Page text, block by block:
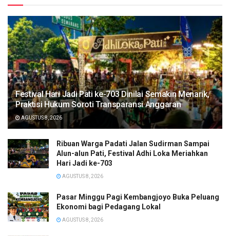
Festival Hari Jadi Pati ke-703 Dinilai Semakin Menarik,
Praktisi Hukum Soroti Transparansi Anggaran
AGUSTUS 8, 2026
Ribuan Warga Padati Jalan Sudirman Sampai
Alun-alun Pati, Festival Adhi Loka Meriahkan
Hari Jadi ke-703
AGUSTUS 8, 2026
Pasar Minggu Pagi Kembangjoyo Buka Peluang
Ekonomi bagi Pedagang Lokal
AGUSTUS 8, 2026